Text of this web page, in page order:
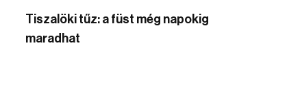
Tiszalöki tűz: a füst még napokig
maradhat